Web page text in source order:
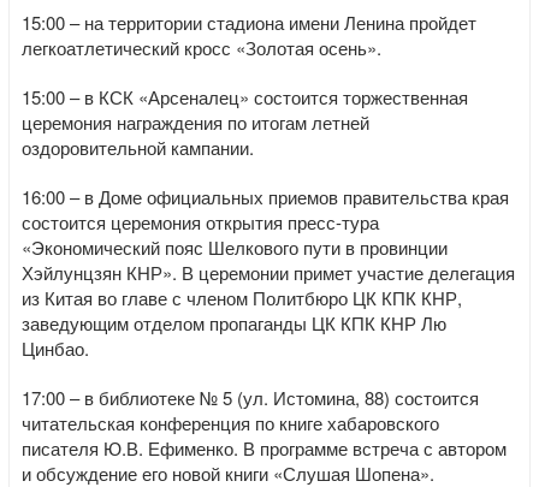
15:00 – на территории стадиона имени Ленина пройдет
легкоатлетический кросс «Золотая осень».
15:00 – в КСК «Арсеналец» состоится торжественная
церемония награждения по итогам летней
оздоровительной кампании.
16:00 – в Доме официальных приемов правительства края
состоится церемония открытия пресс-тура
«Экономический пояс Шелкового пути в провинции
Хэйлунцзян КНР». В церемонии примет участие делегация
из Китая во главе с членом Политбюро ЦК КПК КНР,
заведующим отделом пропаганды ЦК КПК КНР Лю
Цинбао.
17:00 – в библиотеке № 5 (ул. Истомина, 88) состоится
читательская конференция по книге хабаровского
писателя Ю.В. Ефименко. В программе встреча с автором
и обсуждение его новой книги «Слушая Шопена».